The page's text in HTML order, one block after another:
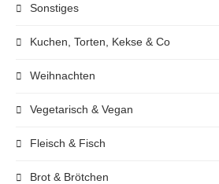
Sonstiges
Kuchen, Torten, Kekse & Co
Weihnachten
Vegetarisch & Vegan
Fleisch & Fisch
Brot & Brötchen